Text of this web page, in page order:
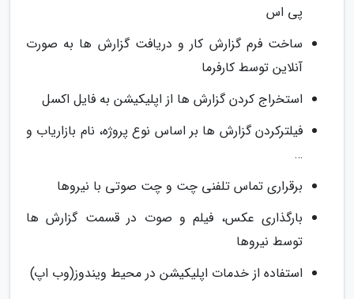
پی اس
ساخت فرم گزارش کار و دریافت گزارش ها به صورت
آنلاین توسط کارفرما
استخراج کردن گزارش ها از اپلیکیشن به فایل اکسل
فیلترکردن گزارش ها بر اساس نوع پروژه، نام بازاریاب و
…
برقراری تماس تلفنی چت و چت صوتی با نیروها
بارگذاری عکس، فیلم و صوت در قسمت گزارش ها
توسط نیروها
استفاده از خدمات اپلیکیشن در محیط ویندوز(وب اپ)